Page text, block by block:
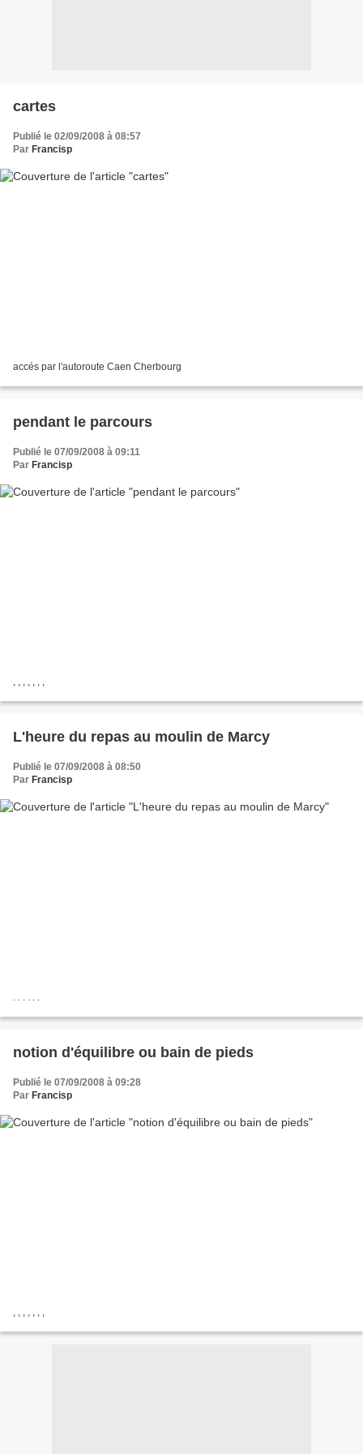
cartes
Publié le 02/09/2008 à 08:57
Par Francisp
accés par l'autoroute Caen Cherbourg
pendant le parcours
Publié le 07/09/2008 à 09:11
Par Francisp
, , , , , , ,
L'heure du repas au moulin de Marcy
Publié le 07/09/2008 à 08:50
Par Francisp
notion d'équilibre ou bain de pieds
Publié le 07/09/2008 à 09:28
Par Francisp
, , , , , , ,